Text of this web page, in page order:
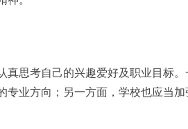
思考自己的兴趣爱好及职业目标
业方向；另一方面，学校也应当